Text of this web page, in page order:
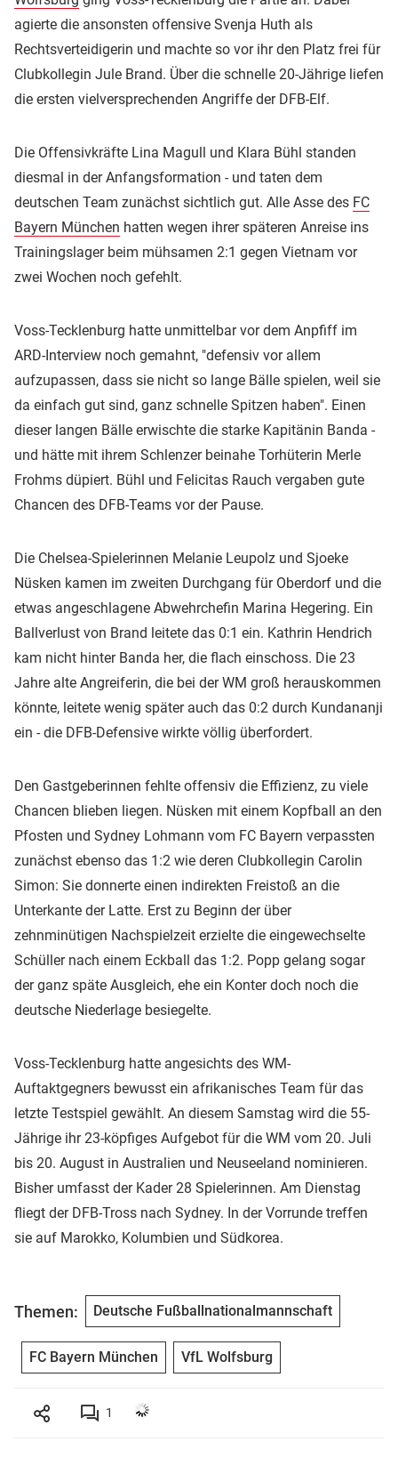
agierte die ansonsten offensive Svenja Huth als
Rechtsverteidigerin und machte so vor ihr den Platz frei für
Clubkollegin Jule Brand. Über die schnelle 20-Jährige liefen
die ersten vielversprechenden Angriffe der DFB-Elf.
Die Offensivkräfte Lina Magull und Klara Bühl standen
diesmal in der Anfangsformation - und taten dem
deutschen Team zunächst sichtlich gut. Alle Asse des FC
Bayern München hatten wegen ihrer späteren Anreise ins
Trainingslager beim mühsamen 2:1 gegen Vietnam vor
zwei Wochen noch gefehlt.
Voss-Tecklenburg hatte unmittelbar vor dem Anpfiff im
ARD-Interview noch gemahnt, "defensiv vor allem
aufzupassen, dass sie nicht so lange Bälle spielen, weil sie
da einfach gut sind, ganz schnelle Spitzen haben". Einen
dieser langen Bälle erwischte die starke Kapitänin Banda -
und hätte mit ihrem Schlenzer beinahe Torhüterin Merle
Frohms düpiert. Bühl und Felicitas Rauch vergaben gute
Chancen des DFB-Teams vor der Pause.
Die Chelsea-Spielerinnen Melanie Leupolz und Sjoeke
Nüsken kamen im zweiten Durchgang für Oberdorf und die
etwas angeschlagene Abwehrchefin Marina Hegering. Ein
Ballverlust von Brand leitete das 0:1 ein. Kathrin Hendrich
kam nicht hinter Banda her, die flach einschoss. Die 23
Jahre alte Angreiferin, die bei der WM groß herauskommen
könnte, leitete wenig später auch das 0:2 durch Kundananji
ein - die DFB-Defensive wirkte völlig überfordert.
Den Gastgeberinnen fehlte offensiv die Effizienz, zu viele
Chancen blieben liegen. Nüsken mit einem Kopfball an den
Pfosten und Sydney Lohmann vom FC Bayern verpassten
zunächst ebenso das 1:2 wie deren Clubkollegin Carolin
Simon: Sie donnerte einen indirekten Freistoß an die
Unterkante der Latte. Erst zu Beginn der über
zehnminütigen Nachspielzeit erzielte die eingewechselte
Schüller nach einem Eckball das 1:2. Popp gelang sogar
der ganz späte Ausgleich, ehe ein Konter doch noch die
deutsche Niederlage besiegelte.
Voss-Tecklenburg hatte angesichts des WM-
Auftaktgegners bewusst ein afrikanisches Team für das
letzte Testspiel gewählt. An diesem Samstag wird die 55-
Jährige ihr 23-köpfiges Aufgebot für die WM vom 20. Juli
bis 20. August in Australien und Neuseeland nominieren.
Bisher umfasst der Kader 28 Spielerinnen. Am Dienstag
fliegt der DFB-Tross nach Sydney. In der Vorrunde treffen
sie auf Marokko, Kolumbien und Südkorea.
Themen: Deutsche Fußballnationalmannschaft
FC Bayern München VfL Wolfsburg
1